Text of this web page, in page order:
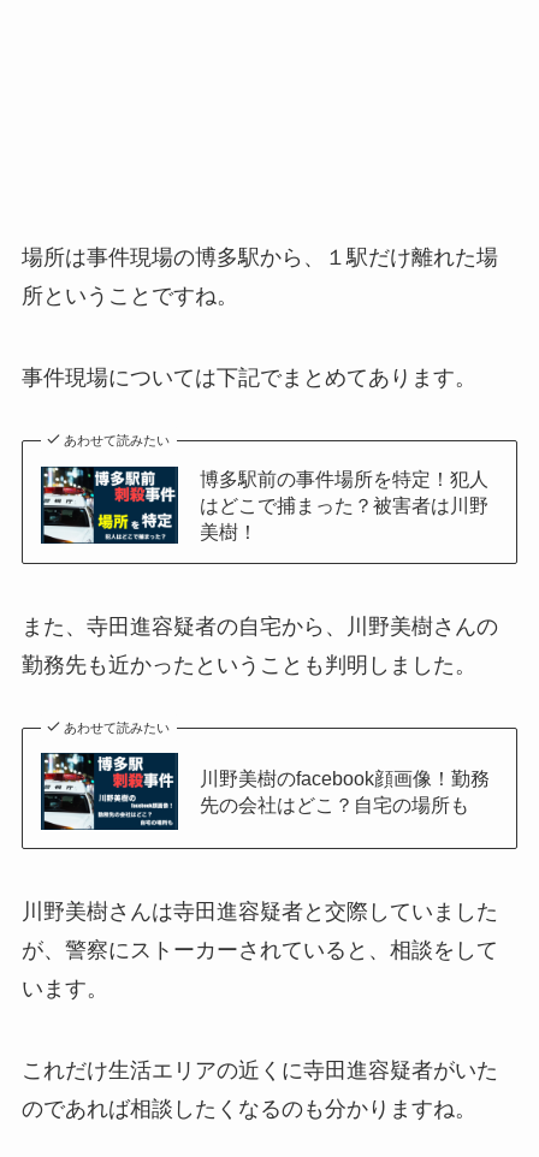
場所は事件現場の博多駅から、１駅だけ離れた場
所ということですね。
事件現場については下記でまとめてあります。
あわせて読みたい
博多駅前の事件場所を特定！犯人
はどこで捕まった？被害者は川野
美樹！
また、寺田進容疑者の自宅から、川野美樹さんの
勤務先も近かったということも判明しました。
あわせて読みたい
川野美樹のfacebook顔画像！勤務
先の会社はどこ？自宅の場所も
川野美樹さんは寺田進容疑者と交際していました
が、警察にストーカーされていると、相談をして
います。
これだけ生活エリアの近くに寺田進容疑者がいた
のであれば相談したくなるのも分かりますね。